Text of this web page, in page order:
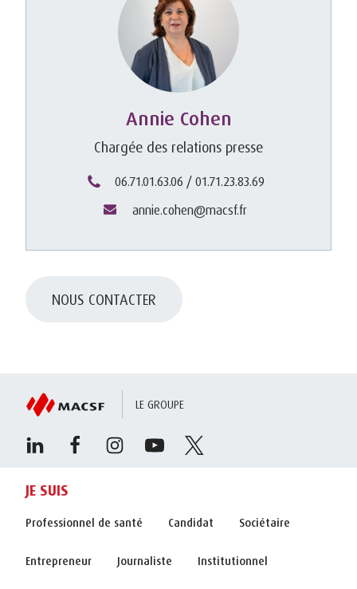
Annie Cohen
Chargée des relations presse
06.71.01.63.06 / 01.71.23.83.69
annie.cohen@macsf.fr
NOUS CONTACTER
LE GROUPE
JE SUIS
Professionnel de santé Candidat Sociétaire
Entrepreneur Journaliste Institutionnel